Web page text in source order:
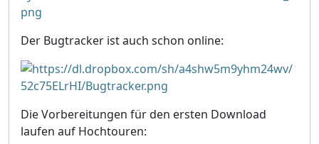
Der Bugtracker ist auch schon online:
Die Vorbereitungen für den ersten Download
laufen auf Hochtouren: